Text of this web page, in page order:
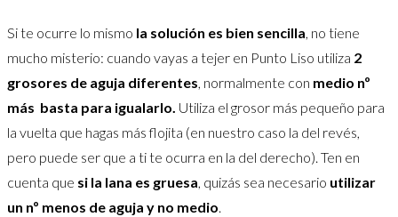
Si te ocurre lo mismo la solución es bien sencilla, no tiene
mucho misterio: cuando vayas a tejer en Punto Liso utiliza 2
grosores de aguja diferentes, normalmente con medio nº
más basta para igualarlo. Utiliza el grosor más pequeño para
la vuelta que hagas más flojita (en nuestro caso la del revés,
pero puede ser que a ti te ocurra en la del derecho). Ten en
cuenta que si la lana es gruesa, quizás sea necesario utilizar
un nº menos de aguja y no medio.